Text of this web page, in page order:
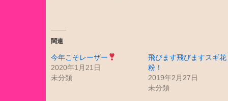
関連
今年こそレーザー
2020年1月21日
未分類
飛びます飛びますスギ花
粉！
2019年2月27日
未分類